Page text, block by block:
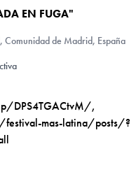
EN FUGA"
de Madrid, España
DPS4TGACtvM/,
mas-latina/posts/?